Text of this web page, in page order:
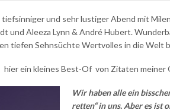
und sehr lustiger Abend mit
und Aleeza Lynn & André Hubert.
tiefen Sehnsüchte Wertvolles in die Welt
hier ein kleines Best-Of von Zitaten meiner
Wir haben alle ein
retten“ in uns. Aber es ist